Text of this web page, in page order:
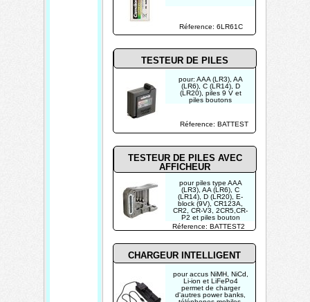
Réference: 6LR61C
CHARGEUR INTELLIGENT
Réference: BATTEST2
TESTEUR DE PILES AVEC
AFFICHEUR
pour piles type AAA
(LR3), AA (LR6), C
(LR14), D (LR20), E-
block (9V), CR123A,
CR2, CR-V3, 2CR5,CR-
P2 et piles bouton
afficheur LCD
conçu pour usage avec
et des accus
rechargeables
pour accus NiMH, NiCd,
Li-ion et LiFePo4
permet de charger
d'autres power banks,
TESTEUR DE PILES
pour: AAA (LR3), AA
(LR6), C (LR14), D
(LR20), piles 9 V et
piles boutons
Réference: BATTEST